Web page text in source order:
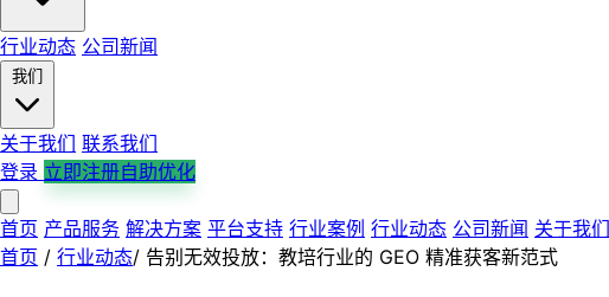
行业动态 公司新闻
我们
关于我们 联系我们
登录 立即注册自助优化
首页 产品服务 解决方案 平台支持 行业案例 行业动态 公司新闻 关于我们
首页 / 行业动态/ 告别无效投放：教培行业的 GEO 精准获客新范式